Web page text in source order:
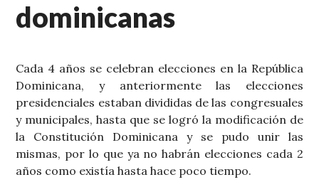
dominicanas
Cada 4 años se celebran elecciones en la República
Dominicana, y anteriormente las elecciones
presidenciales estaban divididas de las congresuales
y municipales, hasta que se logró la modificación de
la Constitución Dominicana y se pudo unir las
mismas, por lo que ya no habrán elecciones cada 2
años como existía hasta hace poco tiempo.